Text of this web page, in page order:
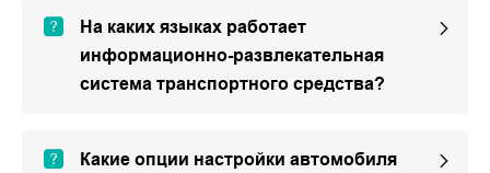
На каких языках работает
информационно-развлекательная
система транспортного средства?
Какие опции настройки автомобиля